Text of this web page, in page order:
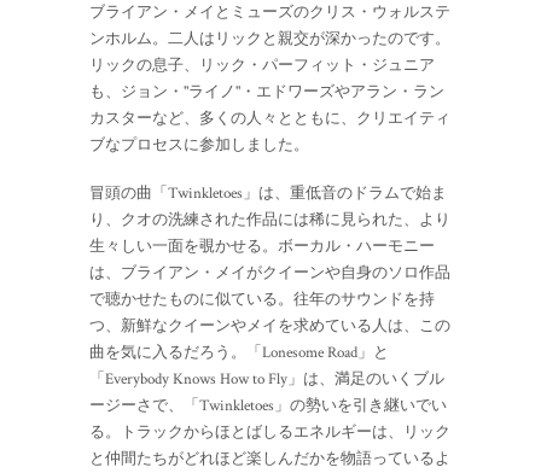
ブライアン・メイとミューズのクリス・ウォルステ
ンホルム。二人はリックと親交が深かったのです。
リックの息子、リック・パーフィット・ジュニア
も、ジョン・"ライノ"・エドワーズやアラン・ラン
カスターなど、多くの人々とともに、クリエイティ
ブなプロセスに参加しました。
冒頭の曲「Twinkletoes」は、重低音のドラムで始ま
り、クオの洗練された作品には稀に見られた、より
生々しい一面を覗かせる。ボーカル・ハーモニー
は、ブライアン・メイがクイーンや自身のソロ作品
で聴かせたものに似ている。往年のサウンドを持
つ、新鮮なクイーンやメイを求めている人は、この
曲を気に入るだろう。「Lonesome Road」と
「Everybody Knows How to Fly」は、満足のいくブル
ージーさで、「Twinkletoes」の勢いを引き継いでい
る。トラックからほとばしるエネルギーは、リック
と仲間たちがどれほど楽しんだかを物語っているよ